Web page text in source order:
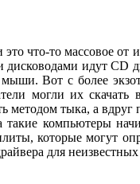
что-то массовое от
дисководами идут CD
Вот с более
могли их
тыка, а вдруг
компьютеры
которые могут
для